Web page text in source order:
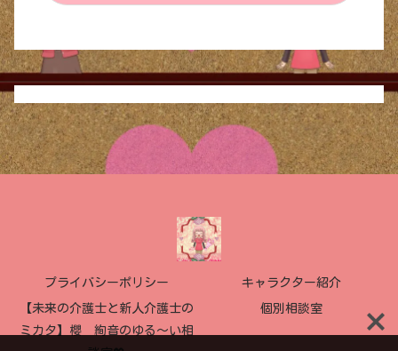
プライバシーポリシー キャラクター紹介
【未来の介護士と新人介護士の
ミカタ】櫻 絢音のゆる〜い相
個別相談室